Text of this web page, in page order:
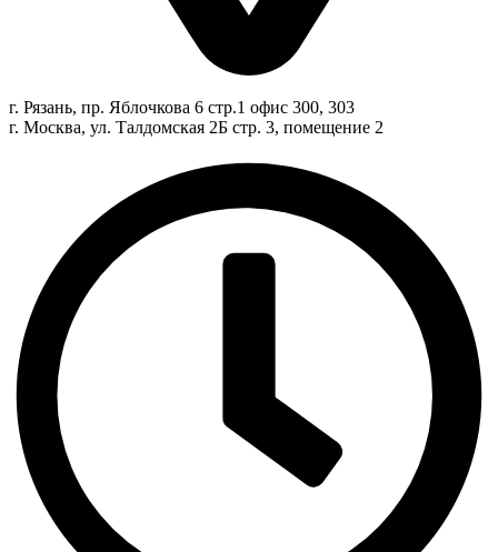
г. Рязань, пр. Яблочкова 6 стр.1 офис 300, 303
г. Москва, ул. Талдомская 2Б стр. 3, помещение 2